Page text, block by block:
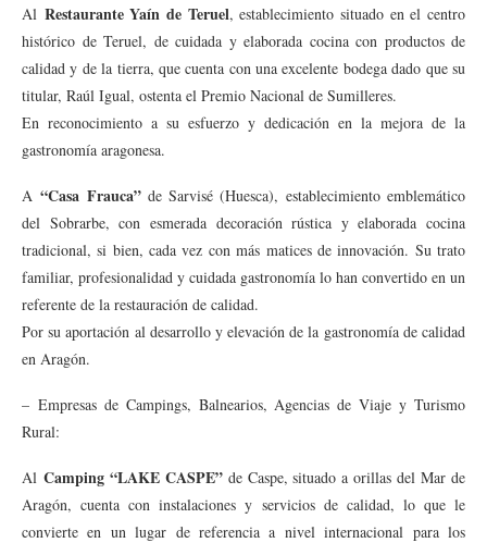
Al Restaurante Yaín de Teruel, establecimiento situado en el centro
histórico de Teruel, de cuidada y elaborada cocina con productos de
calidad y de la tierra, que cuenta con una excelente bodega dado que su
titular, Raúl Igual, ostenta el Premio Nacional de Sumilleres.
En reconocimiento a su esfuerzo y dedicación en la mejora de la
gastronomía aragonesa.
A“Casa Frauca”de Sarvisé (Huesca), establecimiento emblemático
del Sobrarbe, con esmerada decoración rústica y elaborada cocina
tradicional, si bien, cada vez con más matices de innovación. Su trato
familiar, profesionalidad y cuidada gastronomía lo han convertido en un
referente de la restauración de calidad.
Por su aportación al desarrollo y elevación de la gastronomía de calidad
en Aragón.
– Empresas de Campings, Balnearios, Agencias de Viaje y Turismo
Rural:
Al Camping “LAKE CASPE”de Caspe, situado a orillas del Mar de
Aragón, cuenta con instalaciones y servicios de calidad, lo que le
convierte en un lugar de referencia a nivel internacional para los